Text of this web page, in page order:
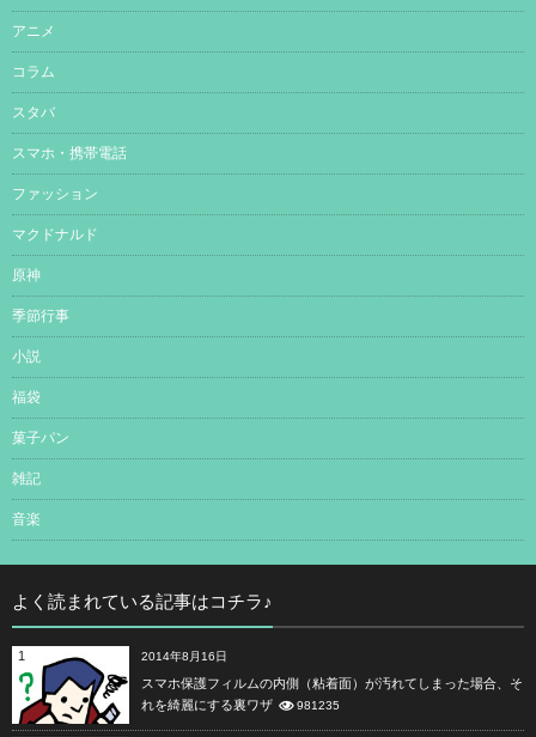
アニメ
コラム
スタバ
スマホ・携帯電話
ファッション
マクドナルド
原神
季節行事
小説
福袋
菓子パン
雑記
音楽
よく読まれている記事はコチラ♪
1 2014年8月16日
スマホ保護フィルムの内側（粘着面）が汚れてしまった場合、そ
れを綺麗にする裏ワザ
981235